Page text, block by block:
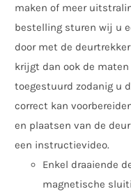
maken of meer
bestelling sturen wij u
door met de
krijgt dan ook de
toegestuurd zodanig u
correct kan
en plaatsen van de
een instructievideo.
Enkel draaiende
magnetische